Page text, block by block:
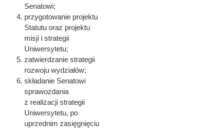
Senatowi;
przygotowanie projektu
Statutu oraz projektu
misji i strategii
Uniwersytetu;
zatwierdzanie strategii
rozwoju wydziałów;
składanie Senatowi
sprawozdania
z realizacji strategii
Uniwersytetu, po
uprzednim zasięgnięciu